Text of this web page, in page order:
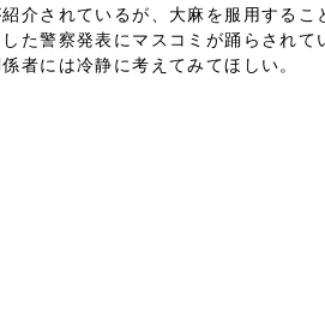
介されているが、大麻を服用するこ
た警察発表にマスコミが踊らされ
者には冷静に考えてみてほしい。